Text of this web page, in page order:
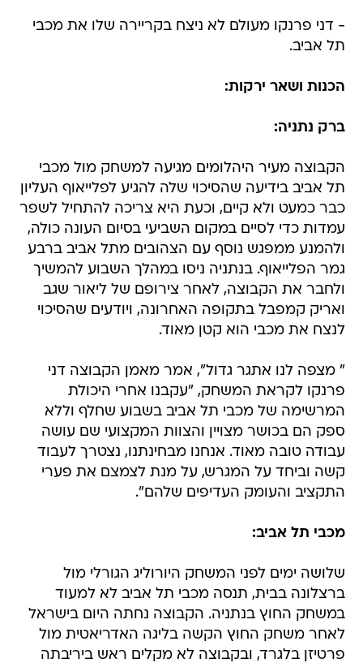
- דני פרנקו מעולם לא ניצח בקריירה שלו את מכבי
תל אביב.
הכנות ושאר ירקות:
ברק נתניה:
הקבוצה מעיר היהלומים מגיעה למשחק מול מכבי
תל אביב בידיעה שהסיכוי שלה להגיע לפלייאוף העליון
כבר כמעט ולא קיים, וכעת היא צריכה להתחיל לשפר
עמדות כדי לסיים במקום השביעי בסיום העונה כולה,
ולהמנע ממפגש נוסף עם הצהובים מתל אביב ברבע
גמר הפלייאוף. בנתניה ניסו במהלך השבוע להמשיך
ולחבר את הקבוצה, לאחר צירופם של ליאור שגב
ואריק קמפבל בתקופה האחרונה, ויודעים שהסיכוי
לנצח את מכבי הוא קטן מאוד.
" מצפה לנו אתגר גדול", אמר מאמן הקבוצה דני
פרנקו לקראת המשחק, "עקבנו אחרי היכולת
המרשימה של מכבי תל אביב בשבוע שחלף וללא
ספק הם בכושר מצויין והצוות המקצועי שם עושה
עבודה טובה מאוד. אנחנו מבחינתנו, נצטרך לעבוד
קשה וביחד על המגרש, על מנת לצמצם את פערי
התקציב והעומק העדיפים שלהם".
מכבי תל אביב:
שלושה ימים לפני המשחק היורוליג הגורלי מול
ברצלונה בבית, תנסה מכבי תל אביב לא למעוד
במשחק החוץ בנתניה. הקבוצה נחתה היום בישראל
לאחר משחק החוץ הקשה בליגה האדריאטית מול
פרטיזן בלגרד, ובקבוצה לא מקלים ראש ביריבתה